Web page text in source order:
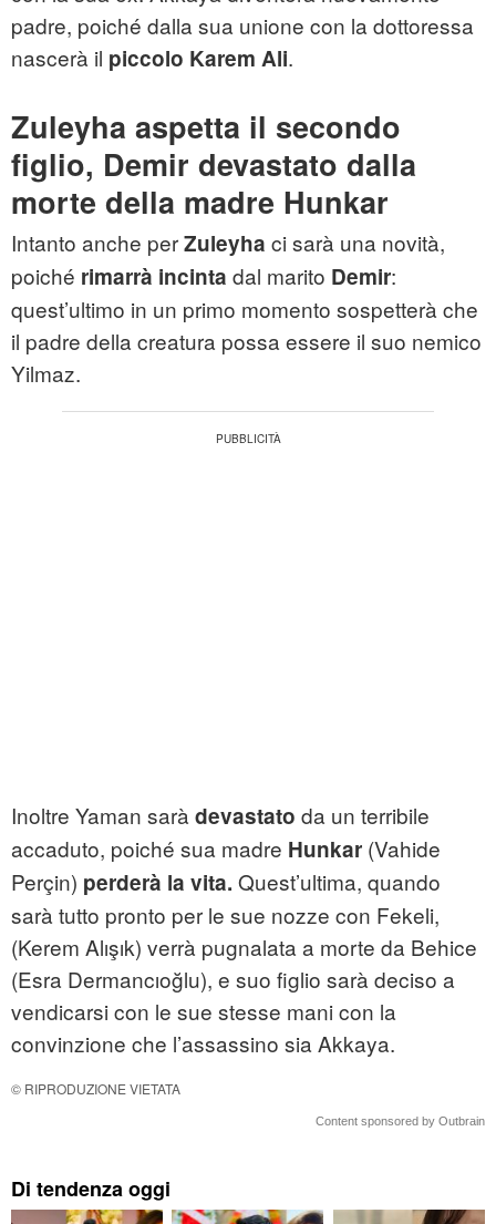
padre, poiché dalla sua unione con la dottoressa
nascerà il piccolo Karem Ali.
Zuleyha aspetta il secondo
figlio, Demir devastato dalla
morte della madre Hunkar
Intanto anche perZuleyha ci sarà una novità,
poiché rimarrà incinta dal marito Demir:
quest’ultimo in un primo momento sospetterà che
il padre della creatura possa essere il suo nemico
Yilmaz.
Inoltre Yaman sarà devastato da un terribile
accaduto, poiché sua madre Hunkar (Vahide
Perçin) perderà la vita. Quest’ultima, quando
sarà tutto pronto per le sue nozze con Fekeli,
(Kerem Alışık) verrà pugnalata a morte da Behice
(Esra Dermancıoğlu), e suo figlio sarà deciso a
vendicarsi con le sue stesse mani con la
convinzione che l’assassino sia Akkaya.
© RIPRODUZIONE VIETATA
Content sponsored by Outbrain
Di tendenza oggi